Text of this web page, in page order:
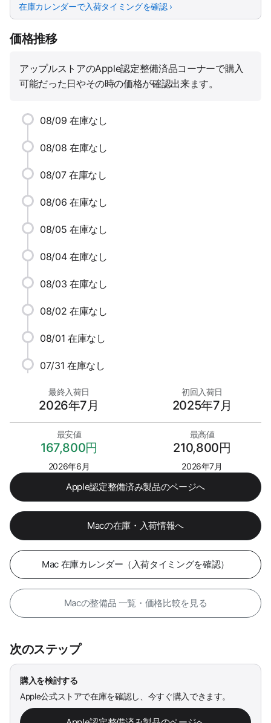
在庫カレンダーで入荷タイミングを確認 ›
価格推移
アップルストアのApple認定整備済品コーナーで購入
可能だった日やその時の価格が確認出来ます。
08/09 在庫なし
08/08 在庫なし
08/07 在庫なし
08/06 在庫なし
08/05 在庫なし
08/04 在庫なし
08/03 在庫なし
08/02 在庫なし
08/01 在庫なし
07/31 在庫なし
最終入荷日
2026年7月
初回入荷日
2025年7月
最安値
167,800円
2026年6月
最高値
210,800円
2026年7月
Apple認定整備済み製品のページへ
Macの在庫・入荷情報へ
Mac 在庫カレンダー（入荷タイミングを確認）
Macの整備品 一覧・価格比較を見る
次のステップ
購入を検討する
Apple公式ストアで在庫を確認し、今すぐ購入できます。